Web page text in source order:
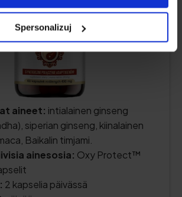
Spersonalizuj
aineet: intialainen ginseng
siperian ginseng, kiinalainen
Baikalin timjami.
ainesosia: Oxy Protect™
2 kapselia päivässä